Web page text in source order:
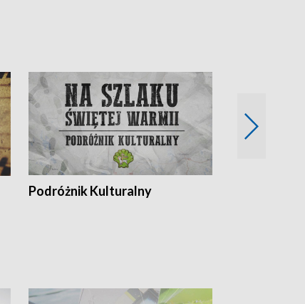
Podróżnik Kulturalny